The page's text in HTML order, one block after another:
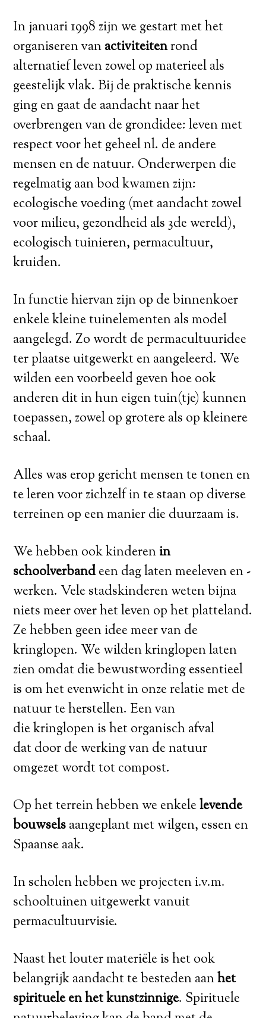
In januari 1998 zijn we gestart met het
organiseren vanactiviteitenrond
alternatief leven zowel op materieel als
geestelijk vlak. Bij de praktische kennis
ging en gaat de aandacht naar het
overbrengen van de grondidee: leven met
respect voor het geheel nl. de andere
mensen en de natuur. Onderwerpen die
regelmatig aan bod kwamen zijn:
ecologische voeding (met aandacht zowel
voor milieu, gezondheid als 3de wereld),
ecologisch tuinieren, permacultuur,
kruiden.
In functie hiervan zijn op de binnenkoer
enkele kleine tuinelementen als model
aangelegd. Zo wordt de permacultuuridee
ter plaatse uitgewerkt en aangeleerd. We
wilden een voorbeeld geven hoe ook
anderen dit in hun eigen tuin(tje) kunnen
toepassen, zowel op grotere als op kleinere
schaal.
Alles was erop gericht mensen te tonen en
te leren voor zichzelf in te staan op diverse
terreinen op een manier die duurzaam is.
We hebben ook kinderenin
schoolverbandeen dag laten meeleven en -
werken. Vele stadskinderen weten bijna
niets meer over het leven op het platteland.
Ze hebben geen idee meer van de
kringlopen. We wilden kringlopen laten
zien omdat die bewustwording essentieel
is om het evenwicht in onze relatie met de
natuur te herstellen. Een van
die kringlopen is het organisch afval
dat door de werking van de natuur
omgezet wordt tot compost.
Op het terrein hebben we enkelelevende
bouwselsaangeplant met wilgen, essen en
Spaanse aak.
In scholen hebben we projecten i.v.m.
schooltuinen uitgewerkt vanuit
permacultuurvisie.
Naast het louter materiële is het ook
belangrijk aandacht te besteden aanhet
spirituele en het kunstzinnige. Spirituele